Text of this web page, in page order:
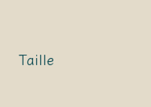
Taille